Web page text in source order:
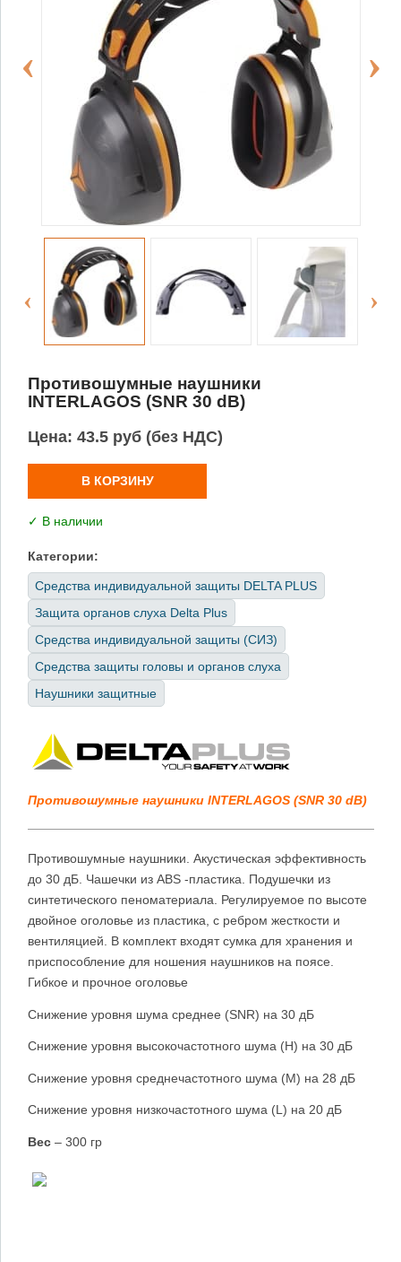
Противошумные наушники
INTERLAGOS (SNR 30 dB)
Цена: 43.5 руб (без НДС)
В КОРЗИНУ
✓ В наличии
Категории:
Средства индивидуальной защиты DELTA PLUS
Защита органов слуха Delta Plus
Средства индивидуальной защиты (СИЗ)
Средства защиты головы и органов слуха
Наушники защитные
Противошумные наушники INTERLAGOS (SNR 30 dB)
Противошумные наушники. Акустическая эффективность
до 30 дБ. Чашечки из ABS -пластика. Подушечки из
синтетического пеноматериала. Регулируемое по высоте
двойное оголовье из пластика, с ребром жесткости и
вентиляцией. В комплект входят сумка для хранения и
приспособление для ношения наушников на поясе.
Гибкое и прочное оголовье
Снижение уровня шума среднее (SNR) на 30 дБ
Снижение уровня высокочастотного шума (H) на 30 дБ
Снижение уровня среднечастотного шума (M) на 28 дБ
Снижение уровня низкочастотного шума (L) на 20 дБ
Вес – 300 гр